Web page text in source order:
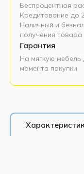
Беспроцентная
Кредитование до
Наличный и
получения товара
Гарантия
На мягкую мебель
момента покупки